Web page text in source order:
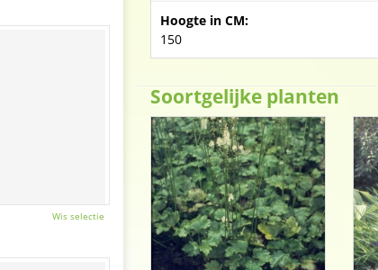
Hoogte in CM:
150
Soortgelijke planten
Wis selectie